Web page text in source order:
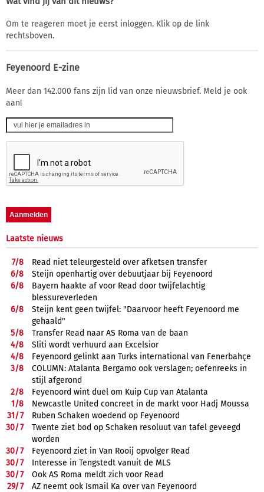
Om te reageren moet je eerst inloggen. Klik op de link
rechtsboven.
Feyenoord E-zine
Meer dan 142.000 fans zijn lid van onze nieuwsbrief. Meld je ook
aan!
Laatste nieuws
7/8
Read niet teleurgesteld over afketsen transfer
6/8
Steijn openhartig over debuutjaar bij Feyenoord
6/8
Bayern haakte af voor Read door twijfelachtig
blessureverleden
6/8
Steijn kent geen twijfel: "Daarvoor heeft Feyenoord me
gehaald"
5/8
Transfer Read naar AS Roma van de baan
4/8
Sliti wordt verhuurd aan Excelsior
4/8
Feyenoord gelinkt aan Turks international van Fenerbahçe
3/8
COLUMN: Atalanta Bergamo ook verslagen; oefenreeks in
stijl afgerond
2/8
Feyenoord wint duel om Kuip Cup van Atalanta
1/8
Newcastle United concreet in de markt voor Hadj Moussa
31/7
Ruben Schaken woedend op Feyenoord
30/7
Twente ziet bod op Schaken resoluut van tafel geveegd
worden
30/7
Feyenoord ziet in Van Rooij opvolger Read
30/7
Interesse in Tengstedt vanuit de MLS
30/7
Ook AS Roma meldt zich voor Read
29/7
AZ neemt ook Ismail Ka over van Feyenoord